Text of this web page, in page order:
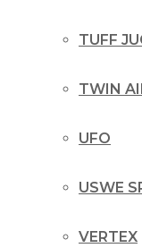
TUFF
TWIN
UFO
USWE
VERTEX